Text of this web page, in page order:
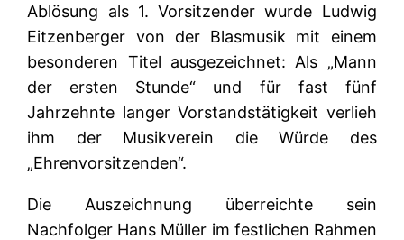
Ablösung als 1. Vorsitzender wurde Ludwig
Eitzenberger von der Blasmusik mit einem
besonderen Titel ausgezeichnet: Als „Mann
der ersten Stunde“ und für fast fünf
Jahrzehnte langer Vorstandstätigkeit verlieh
ihm der Musikverein die Würde des
„Ehrenvorsitzenden“.
Die Auszeichnung überreichte sein
Nachfolger Hans Müller im festlichen Rahmen